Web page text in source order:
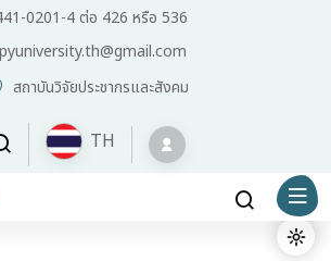
0201-4 ต่อ 426 หรือ 536
สถาบันวิจัยประชากรและสังคม
TH